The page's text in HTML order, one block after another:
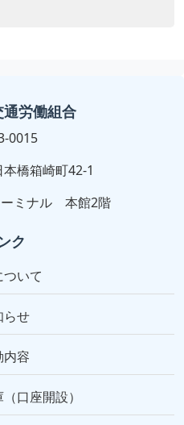
労働組合
0015
橋箱崎町42-1
ミナル 本館2階
ク
いて
らせ
内容
口座開設）